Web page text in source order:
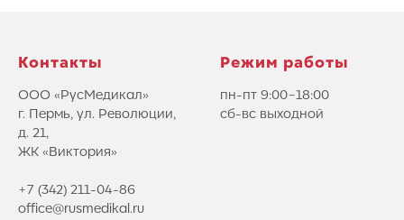
Контакты
ООО «РусМедикал»
г. Пермь, ул. Революции,
д. 21,
ЖК «Виктория»
+7 (342) 211-04-86
office@rusmedikal.ru
Режим работы
пн-пт 9:00−18:00
сб-вс выходной